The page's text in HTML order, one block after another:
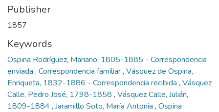
Publisher
1857
Keywords
Ospina Rodríguez, Mariano, 1805-1885 - Correspondencia
enviada , Correspondencia familiar, Vásquez de Ospina,
Enriqueta, 1832-1886 - Correspondencia recibida , Vásquez
Calle, Pedro José, 1798-1858 , Vásquez Calle, Julián,
1809-1884 , Jaramillo Soto, María Antonia , Ospina